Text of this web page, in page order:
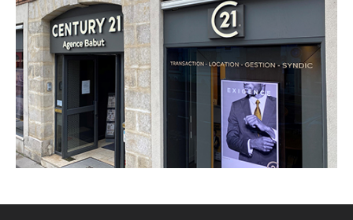
CENTURY 21 Agence Babut
67 rue Grande BP41
FONTAINEBLEAU - 77300
Envoyer un message
Téléphoner à l'agence